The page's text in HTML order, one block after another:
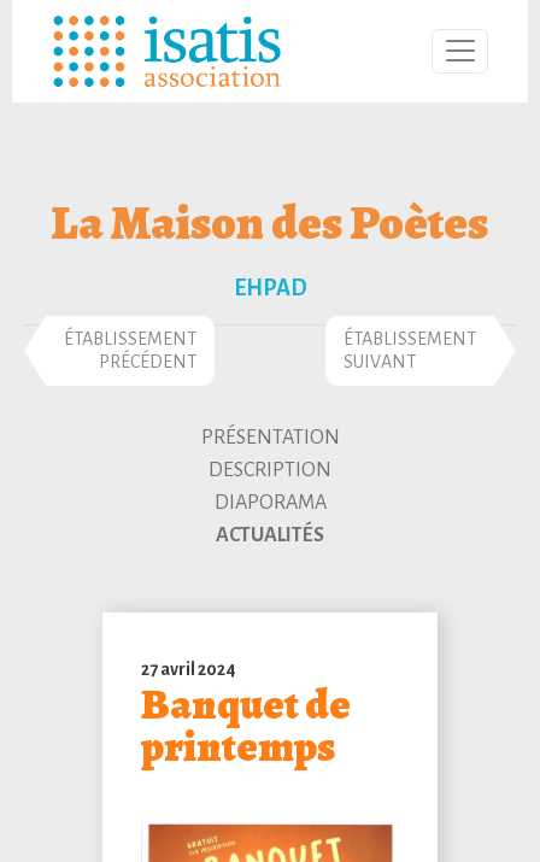
La Maison des Poètes
EHPAD
ÉTABLISSEMENT
PRÉCÉDENT
ÉTABLISSEMENT
SUIVANT
PRÉSENTATION
DESCRIPTION
DIAPORAMA
ACTUALITÉS
27 avril 2024
Banquet de
printemps